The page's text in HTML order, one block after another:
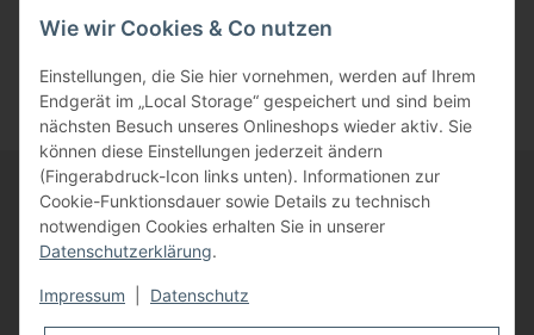
Informationen
Gesetzliche Informationen
Wie wir Cookies & Co nutzen
Einstellungen, die Sie hier vornehmen, werden auf Ihrem
Endgerät im „Local Storage“ gespeichert und sind beim
nächsten Besuch unseres Onlineshops wieder aktiv. Sie
können diese Einstellungen jederzeit ändern
(Fingerabdruck-Icon links unten). Informationen zur
Cookie-Funktionsdauer sowie Details zu technisch
notwendigen Cookies erhalten Sie in unserer
Datenschutzerklärung.
Impressum Datenschutz